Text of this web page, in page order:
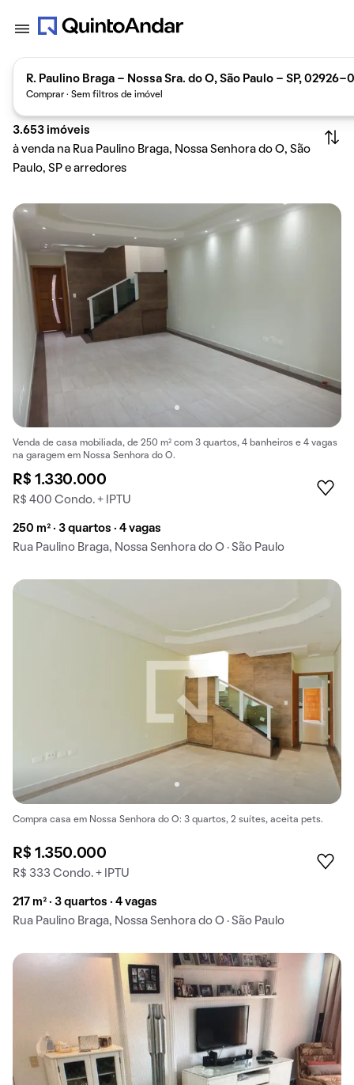
R. Paulino Braga - Nossa Sra. do O, São Paulo - SP, 02926-
Comprar · Sem filtros de imóvel
3.653 imóveis
à venda na Rua Paulino Braga, Nossa Senhora do O, São
Paulo, SP e arredores
Venda de casa mobiliada, de 250 m² com 3 quartos, 4 banheiros e 4 vagas
na garagem em Nossa Senhora do O.
R$ 1.330.000
R$ 400 Condo. + IPTU
250 m² · 3 quartos · 4 vagas
Rua Paulino Braga, Nossa Senhora do O · São Paulo
Compra casa em Nossa Senhora do O: 3 quartos, 2 suítes, aceita pets.
R$ 1.350.000
R$ 333 Condo. + IPTU
217 m² · 3 quartos · 4 vagas
Rua Paulino Braga, Nossa Senhora do O · São Paulo